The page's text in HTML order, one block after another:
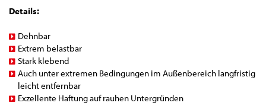
Details:
Dehnbar
Extrem belastbar
Stark klebend
Auch unter extremen Bedingungen im Außenbereich langfristig
leicht entfernbar
Exzellente Haftung auf rauhen Untergründen